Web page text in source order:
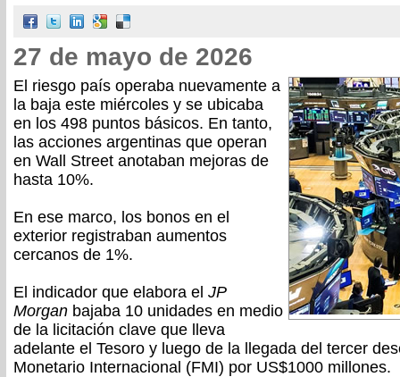
27 de mayo de 2026
El riesgo país operaba nuevamente a
la baja este miércoles y se ubicaba
en los 498 puntos básicos. En tanto,
las acciones argentinas que operan
en Wall Street anotaban mejoras de
hasta 10%.
En ese marco, los bonos en el
exterior registraban aumentos
cercanos de 1%.
El indicador que elabora el JP
Morgan bajaba 10 unidades en medio
de la licitación clave que lleva
adelante el Tesoro y luego de la llegada del tercer
Monetario Internacional (FMI) por US$1000 millones.